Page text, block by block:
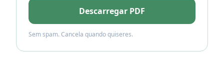
Descarregar PDF
Sem spam. Cancela quando quiseres.